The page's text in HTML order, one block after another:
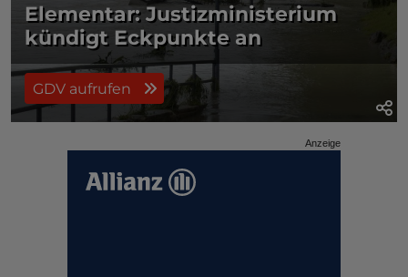
Elementar: Justizministerium
kündigt Eckpunkte an
GDV aufrufen
Anzeige